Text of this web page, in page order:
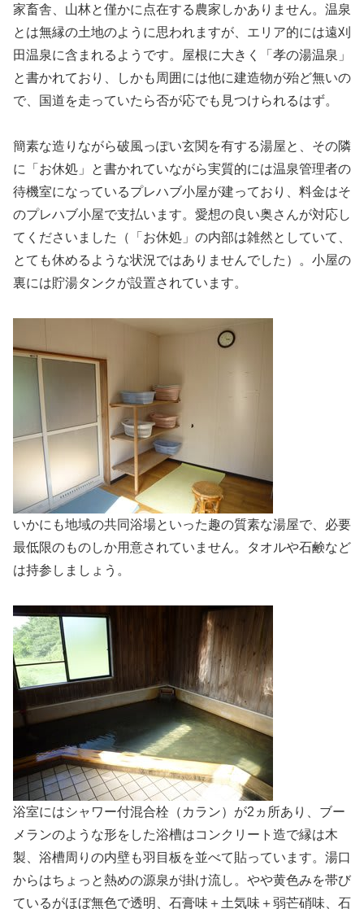
家畜舎、山林と僅かに点在する農家しかありません。温泉
とは無縁の土地のように思われますが、エリア的には遠刈
田温泉に含まれるようです。屋根に大きく「孝の湯温泉」
と書かれており、しかも周囲には他に建造物が殆ど無いの
で、国道を走っていたら否が応でも見つけられるはず。
簡素な造りながら破風っぽい玄関を有する湯屋と、その隣
に「お休処」と書かれていながら実質的には温泉管理者の
待機室になっているプレハブ小屋が建っており、料金はそ
のプレハブ小屋で支払います。愛想の良い奥さんが対応し
てくださいました（「お休処」の内部は雑然としていて、
とても休めるような状況ではありませんでした）。小屋の
裏には貯湯タンクが設置されています。
いかにも地域の共同浴場といった趣の質素な湯屋で、必要
最低限のものしか用意されていません。タオルや石鹸など
は持参しましょう。
浴室にはシャワー付混合栓（カラン）が2ヵ所あり、ブー
メランのような形をした浴槽はコンクリート造で縁は木
製、浴槽周りの内壁も羽目板を並べて貼っています。湯口
からはちょっと熱めの源泉が掛け流し。やや黄色みを帯び
ているがほぼ無色で透明、石膏味＋土気味＋弱芒硝味、石